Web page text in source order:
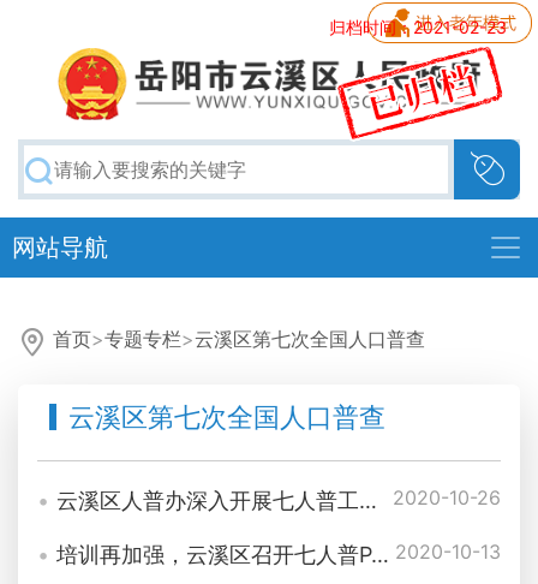
归档时间：2021-02-23
网站导航
首页>专题专栏>云溪区第七次全国人口普查
云溪区第七次全国人口普查
云溪区人普办深入开展七人普工作督查 2020-10-26
培训再加强，云溪区召开七人普PAD信息录入调度会 2020-10-13